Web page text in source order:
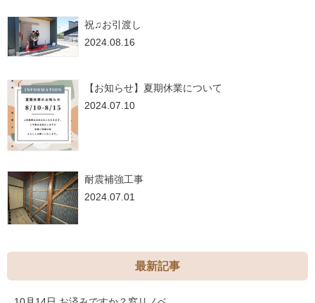
祝♫お引渡し
2024.08.16
【お知らせ】夏期休業について
2024.07.10
耐震補強工事
2024.07.01
最新記事